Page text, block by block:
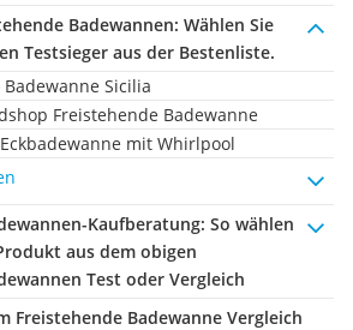
Badewannen: Wählen Sie
Testsieger aus der Bestenliste.
Badewanne Sicilia
Freistehende Badewanne
mit Whirlpool
Kaufberatung: So wählen
aus dem obigen
Test oder Vergleich
Freistehende Badewanne Vergleich